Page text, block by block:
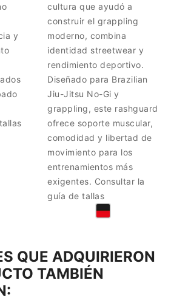
y
cultura que ayudó a
construir el grappling
moderno, combina
identidad streetwear y
rendimiento deportivo.
Diseñado para Brazilian
Jiu-Jitsu No-Gi y
grappling, este rashguard
ofrece soporte muscular,
comodidad y libertad de
movimiento para los
entrenamientos más
exigentes. Consultar la
guía de tallas
QUE ADQUIRIERON
TAMBIÉN